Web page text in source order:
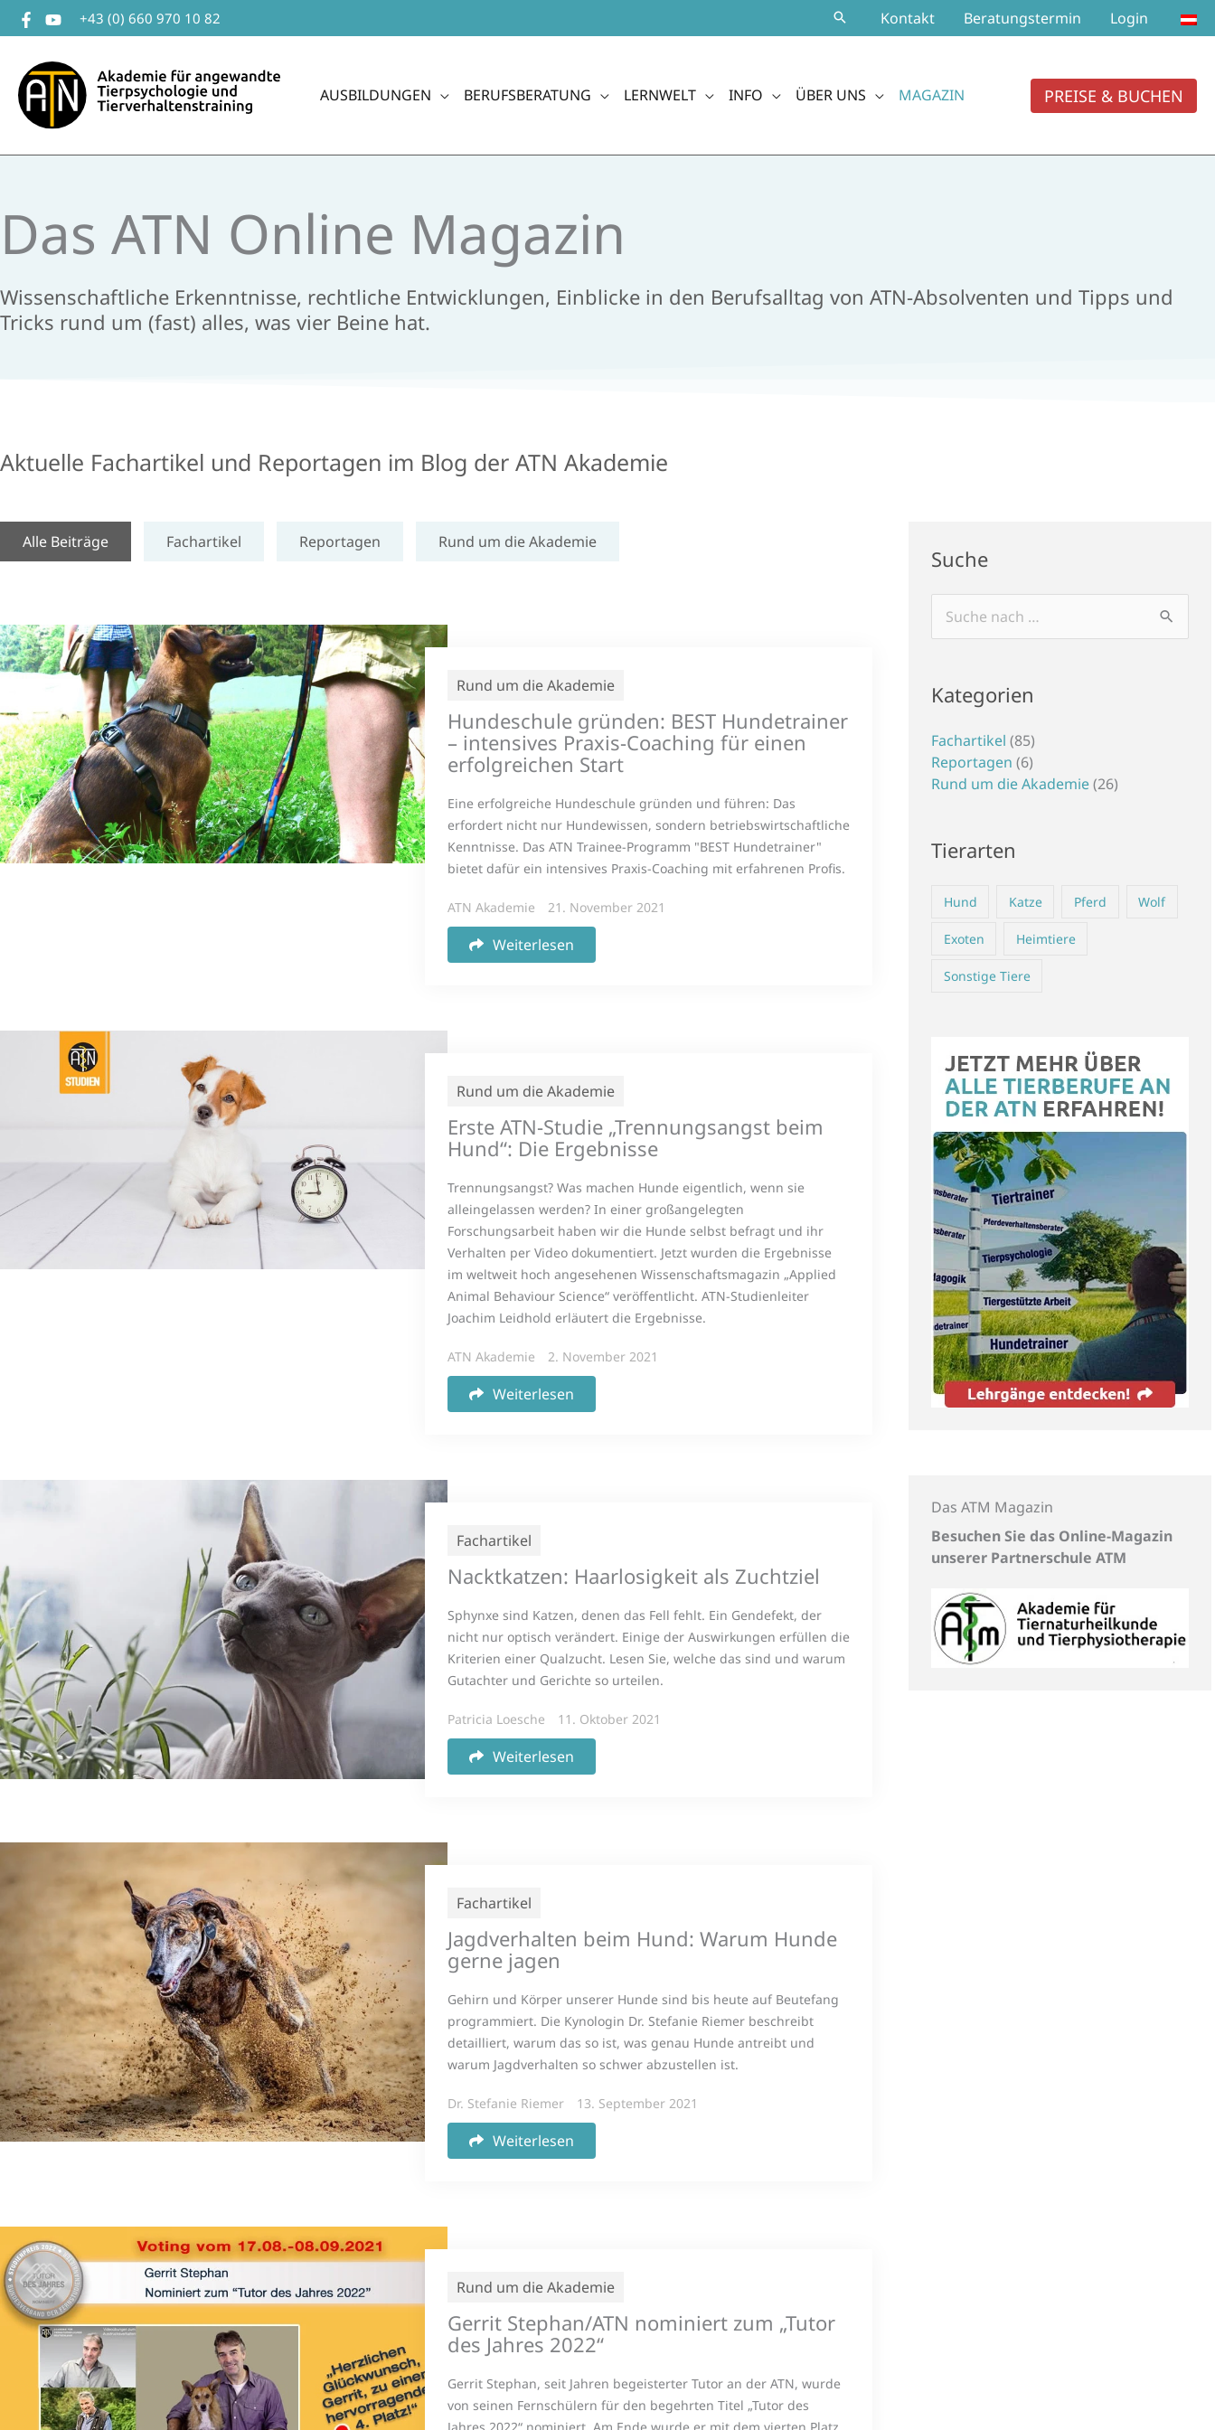
Zum
Inhalt
+43 (0) 660 970 10 82 Kontakt Beratungstermin Login
AUSBILDUNGEN BERUFSBERATUNG LERNWELT INFO ÜBER UNS MAGAZIN PREISE & BUCHEN
Das ATN ​Online Magazin
Wissenschaftliche Erkenntnisse, rechtliche Entwicklungen, Einblicke in den Berufsalltag von ATN-Absolventen und Tipps und
Tricks rund um (fast) alles, was vier Beine hat.​
Aktuelle Fachartikel und Reportagen im Blog der ATN Akademie
Alle Beiträge Fachartikel Reportagen Rund um die Akademie
Rund um die Akademie
Hundeschule gründen: BEST Hundetrainer
– intensives Praxis-Coaching für einen
erfolgreichen Start
Eine erfolgreiche Hundeschule gründen und führen: Das
erfordert nicht nur Hundewissen, sondern betriebswirtschaftliche
Kenntnisse. Das ATN Trainee-Programm "BEST Hundetrainer"
bietet dafür ein intensives Praxis-Coaching mit erfahrenen Profis.
ATN Akademie 21. November 2021
Weiterlesen
Rund um die Akademie
Erste ATN-Studie „Trennungsangst beim
Hund“: Die Ergebnisse
Trennungsangst? Was machen Hunde eigentlich, wenn sie
alleingelassen werden? In einer großangelegten
Forschungsarbeit haben wir die Hunde selbst befragt und ihr
Verhalten per Video dokumentiert. Jetzt wurden die Ergebnisse
im weltweit hoch angesehenen Wissenschaftsmagazin „Applied
Animal Behaviour Science“ veröffentlicht. ATN-Studienleiter
Joachim Leidhold erläutert die Ergebnisse.
ATN Akademie 2. November 2021
Weiterlesen
Fachartikel
Nacktkatzen: Haarlosigkeit als Zuchtziel
Sphynxe sind Katzen, denen das Fell fehlt. Ein Gendefekt, der
nicht nur optisch verändert. Einige der Auswirkungen erfüllen die
Kriterien einer Qualzucht. Lesen Sie, welche das sind und warum
Gutachter und Gerichte so urteilen.
Patricia Loesche 11. Oktober 2021
Weiterlesen
Fachartikel
Jagdverhalten beim Hund: Warum Hunde
gerne jagen
Gehirn und Körper unserer Hunde sind bis heute auf Beutefang
programmiert. Die Kynologin Dr. Stefanie Riemer beschreibt
detailliert, warum das so ist, was genau Hunde antreibt und
warum Jagdverhalten so schwer abzustellen ist.
Dr. Stefanie Riemer 13. September 2021
Weiterlesen
Rund um die Akademie
Gerrit Stephan/ATN nominiert zum „Tutor
des Jahres 2022“
Gerrit Stephan, seit Jahren begeisterter Tutor an der ATN, wurde
von seinen Fernschülern für den begehrten Titel „Tutor des
Suche
Suchen
nach:
Kategorien
Fachartikel (85)
Reportagen (6)
Rund um die Akademie(26)
Tierarten
Hund Katze Pferd Wolf
Exoten Heimtiere
Sonstige Tiere
Das ATM Magazin
Besuchen Sie das Online-Magazin
unserer Partnerschule ATM